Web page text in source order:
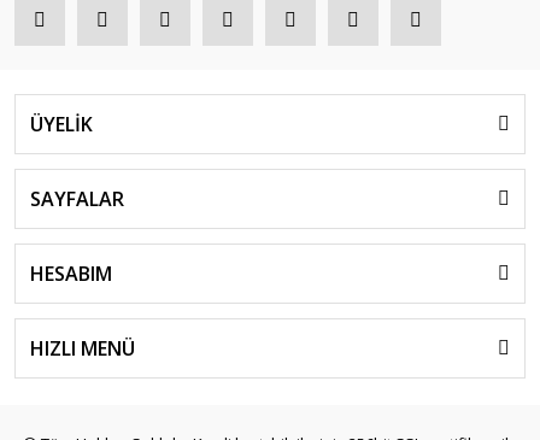
ÜYELİK
SAYFALAR
HESABIM
HIZLI MENÜ